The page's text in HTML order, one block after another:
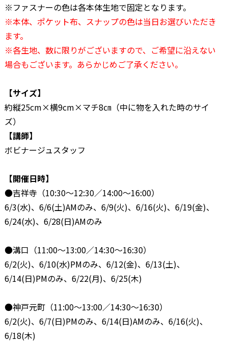
※ファスナーの色は各本体生地で固定となります。
※本体、ポケット布、スナップの色は当日お選びいただき
ます。
※各生地、数に限りがございますので、ご希望に沿えない
場合もございます。あらかじめご了承ください。
【サイズ】
約縦25cm×横9cm×マチ8㎝（中に物を入れた時のサイ
ズ）
【講師】
ボビナージュスタッフ
【開催日時】
●吉祥寺（10:30～12:30／14:00～16:00）
6/3(水)、6/6(土)AMのみ、6/9(火)、6/16(火)、6/19(金)、
6/24(水)、6/28(日)AMのみ
●溝口（11:00～13:00／14:30～16:30）
6/2(火)、6/10(水)PMのみ、6/12(金)、6/13(土)、
6/14(日)PMのみ、6/22(月)、6/25(木)
●神戸元町（11:00～13:00／14:30～16:30）
6/2(火)、6/7(日)PMのみ、6/14(日)AMのみ、6/16(火)、
6/18(木)